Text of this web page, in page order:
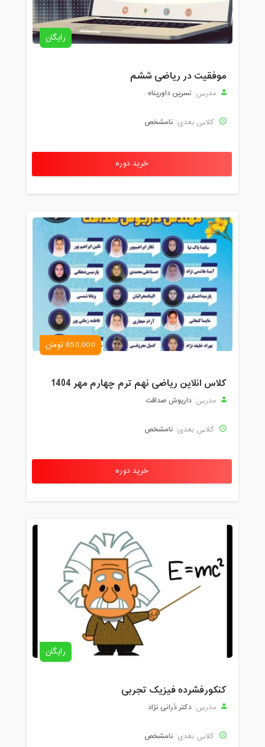
رایگان
موفقیت در ریاضی ششم
مدرس: نسرین داورپناه
کلاس بعدی: نامشخص
خرید دوره
850,000 تومان
کلاس انلاین ریاضی نهم ترم چهارم مهر 1404
مدرس: داریوش صداقت
کلاس بعدی: نامشخص
خرید دوره
رایگان
کنکورفشرده فیزیک تجربی
مدرس: دکتر دُرانی نژاد
کلاس بعدی: نامشخص